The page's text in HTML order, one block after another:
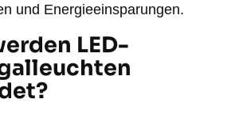
und Energieeinsparungen.
LED-